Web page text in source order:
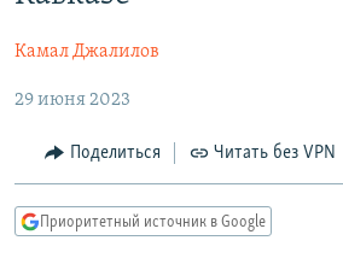
навигации
Вернутся
поиску
КУЛЬТУРА
IDEL.РЕАЛИИ
КАВКАЗ.РЕАЛИИ
СИБИРЬ.РЕАЛИИ
Камал Джалилов
29 июня 2023
Поделиться Читать без VPN
Приоритетный источник в Google